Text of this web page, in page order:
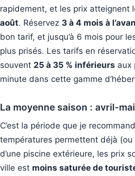
rapidement, et les prix atteignent
août. Réservez 3 à 4 mois à
bon tarif, et jusqu’à 6 mois pour
plus prisés. Les tarifs en
souvent 25 à 35 % inférieurs aux
minute dans cette gamme
La moyenne saison : avril-
C’est la période que je
températures permettent déjà
d’une piscine extérieure, les prix
ville est moins saturée de